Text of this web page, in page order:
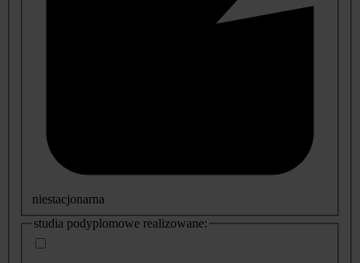
niestacjonarna
studia podyplomowe realizowane: